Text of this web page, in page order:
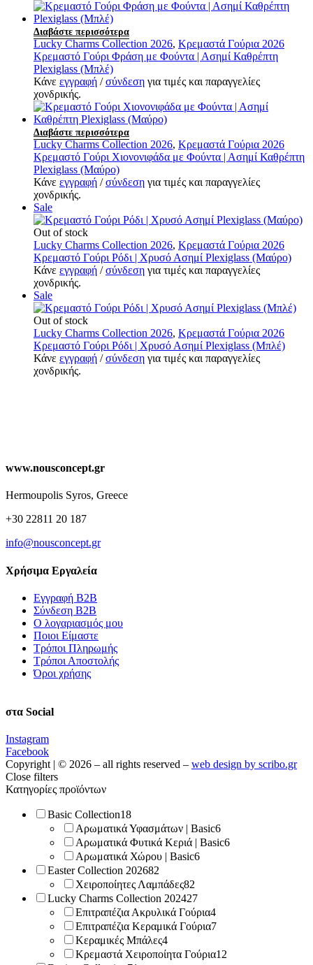
Διαβάστε περισσότερα
Lucky Charms Collection 2026, Κρεμαστά Γούρια 2026
Κρεμαστό Γούρι Φράση με Φούντα | Ασημί Καθρέπτη
Plexiglass (Μπλέ)
Κάνε εγγραφή /σύνδεση για τιμές και παραγγελίες
χονδρικής.
Διαβάστε περισσότερα
Lucky Charms Collection 2026, Κρεμαστά Γούρια 2026
Κρεμαστό Γούρι Χιονονιφάδα με Φούντα | Ασημί Καθρέπτη
Plexiglass (Μαύρο)
Κάνε εγγραφή /σύνδεση για τιμές και παραγγελίες
χονδρικής.
Sale
Out of stock
Lucky Charms Collection 2026, Κρεμαστά Γούρια 2026
Κρεμαστό Γούρι Ρόδι | Χρυσό Ασημί Plexiglass (Μαύρο)
Κάνε εγγραφή /σύνδεση για τιμές και παραγγελίες
χονδρικής.
Sale
Out of stock
Lucky Charms Collection 2026, Κρεμαστά Γούρια 2026
Κρεμαστό Γούρι Ρόδι | Χρυσό Ασημί Plexiglass (Μπλέ)
Κάνε εγγραφή /σύνδεση για τιμές και παραγγελίες
χονδρικής.
www.nousconcept.gr
Hermoupolis Syros, Greece
+30 22811 20 187
info@nousconcept.gr
Χρήσιμα Εργαλεία
Εγγραφή Β2Β
Σύνδεση Β2Β
Ο λογαριασμός μου
Ποιοι Είμαστε
Τρόποι Πληρωμής
Τρόποι Αποστολής
Όροι χρήσης
στα Social
Instagram
Facebook
Copyright | © 2026 – all rights reserved – web design by scribo.gr
Close filters
Κατηγορίες προϊόντων
Basic Collection18
Αρωματικά Υφασμάτων | Basic6
Αρωματικά Φυτικά Κεριά | Basic6
Αρωματικά Χώρου | Basic6
Easter Collection 202682
Χειροποίητες Λαμπάδες82
Lucky Charms Collection 202427
Επιτραπέζια Ακρυλικά Γούρια4
Επιτραπέζια Κεραμικά Γούρια7
Κεραμικές Μπάλες4
Κρεμαστά Χειροποίητα Γούρια12